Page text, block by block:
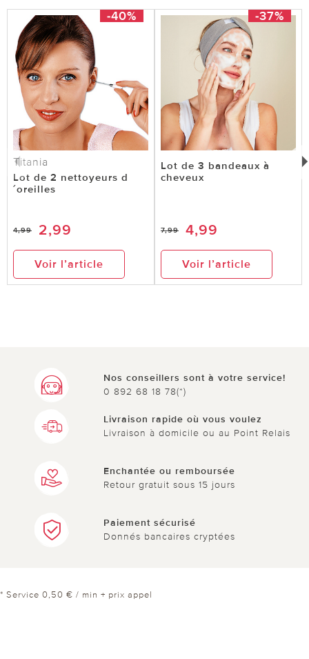
utile pas utile
-40%
Titania
Lot de 2 nettoyeurs d
´oreilles
4,99 2,99
Voir l’article
-37%
Lot de 3 bandeaux à
cheveux
7,99 4,99
Voir l’article
Nos conseillers sont à votre service!
0 892 68 18 78(*)
Livraison rapide où vous voulez
Livraison à domicile ou au Point Relais
Enchantée ou remboursée
Retour gratuit sous 15 jours
Paiement sécurisé
Donnés bancaires cryptées
* Service 0,50 € / min + prix appel